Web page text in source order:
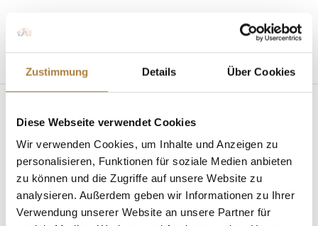
Zustimmung Details Über Cookies
Diese Webseite verwendet Cookies
Wir verwenden Cookies, um Inhalte und Anzeigen zu
personalisieren, Funktionen für soziale Medien anbieten
zu können und die Zugriffe auf unsere Website zu
analysieren. Außerdem geben wir Informationen zu Ihrer
Verwendung unserer Website an unsere Partner für
Seite wählen
DOKR-Trainerakademie: Toptrainer besuchen
Seminar zum Führungsverhalten
von fn press |22. November 2017
DOKR-